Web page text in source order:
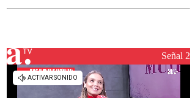
el fin de la
reconstrucciónSeñal 2